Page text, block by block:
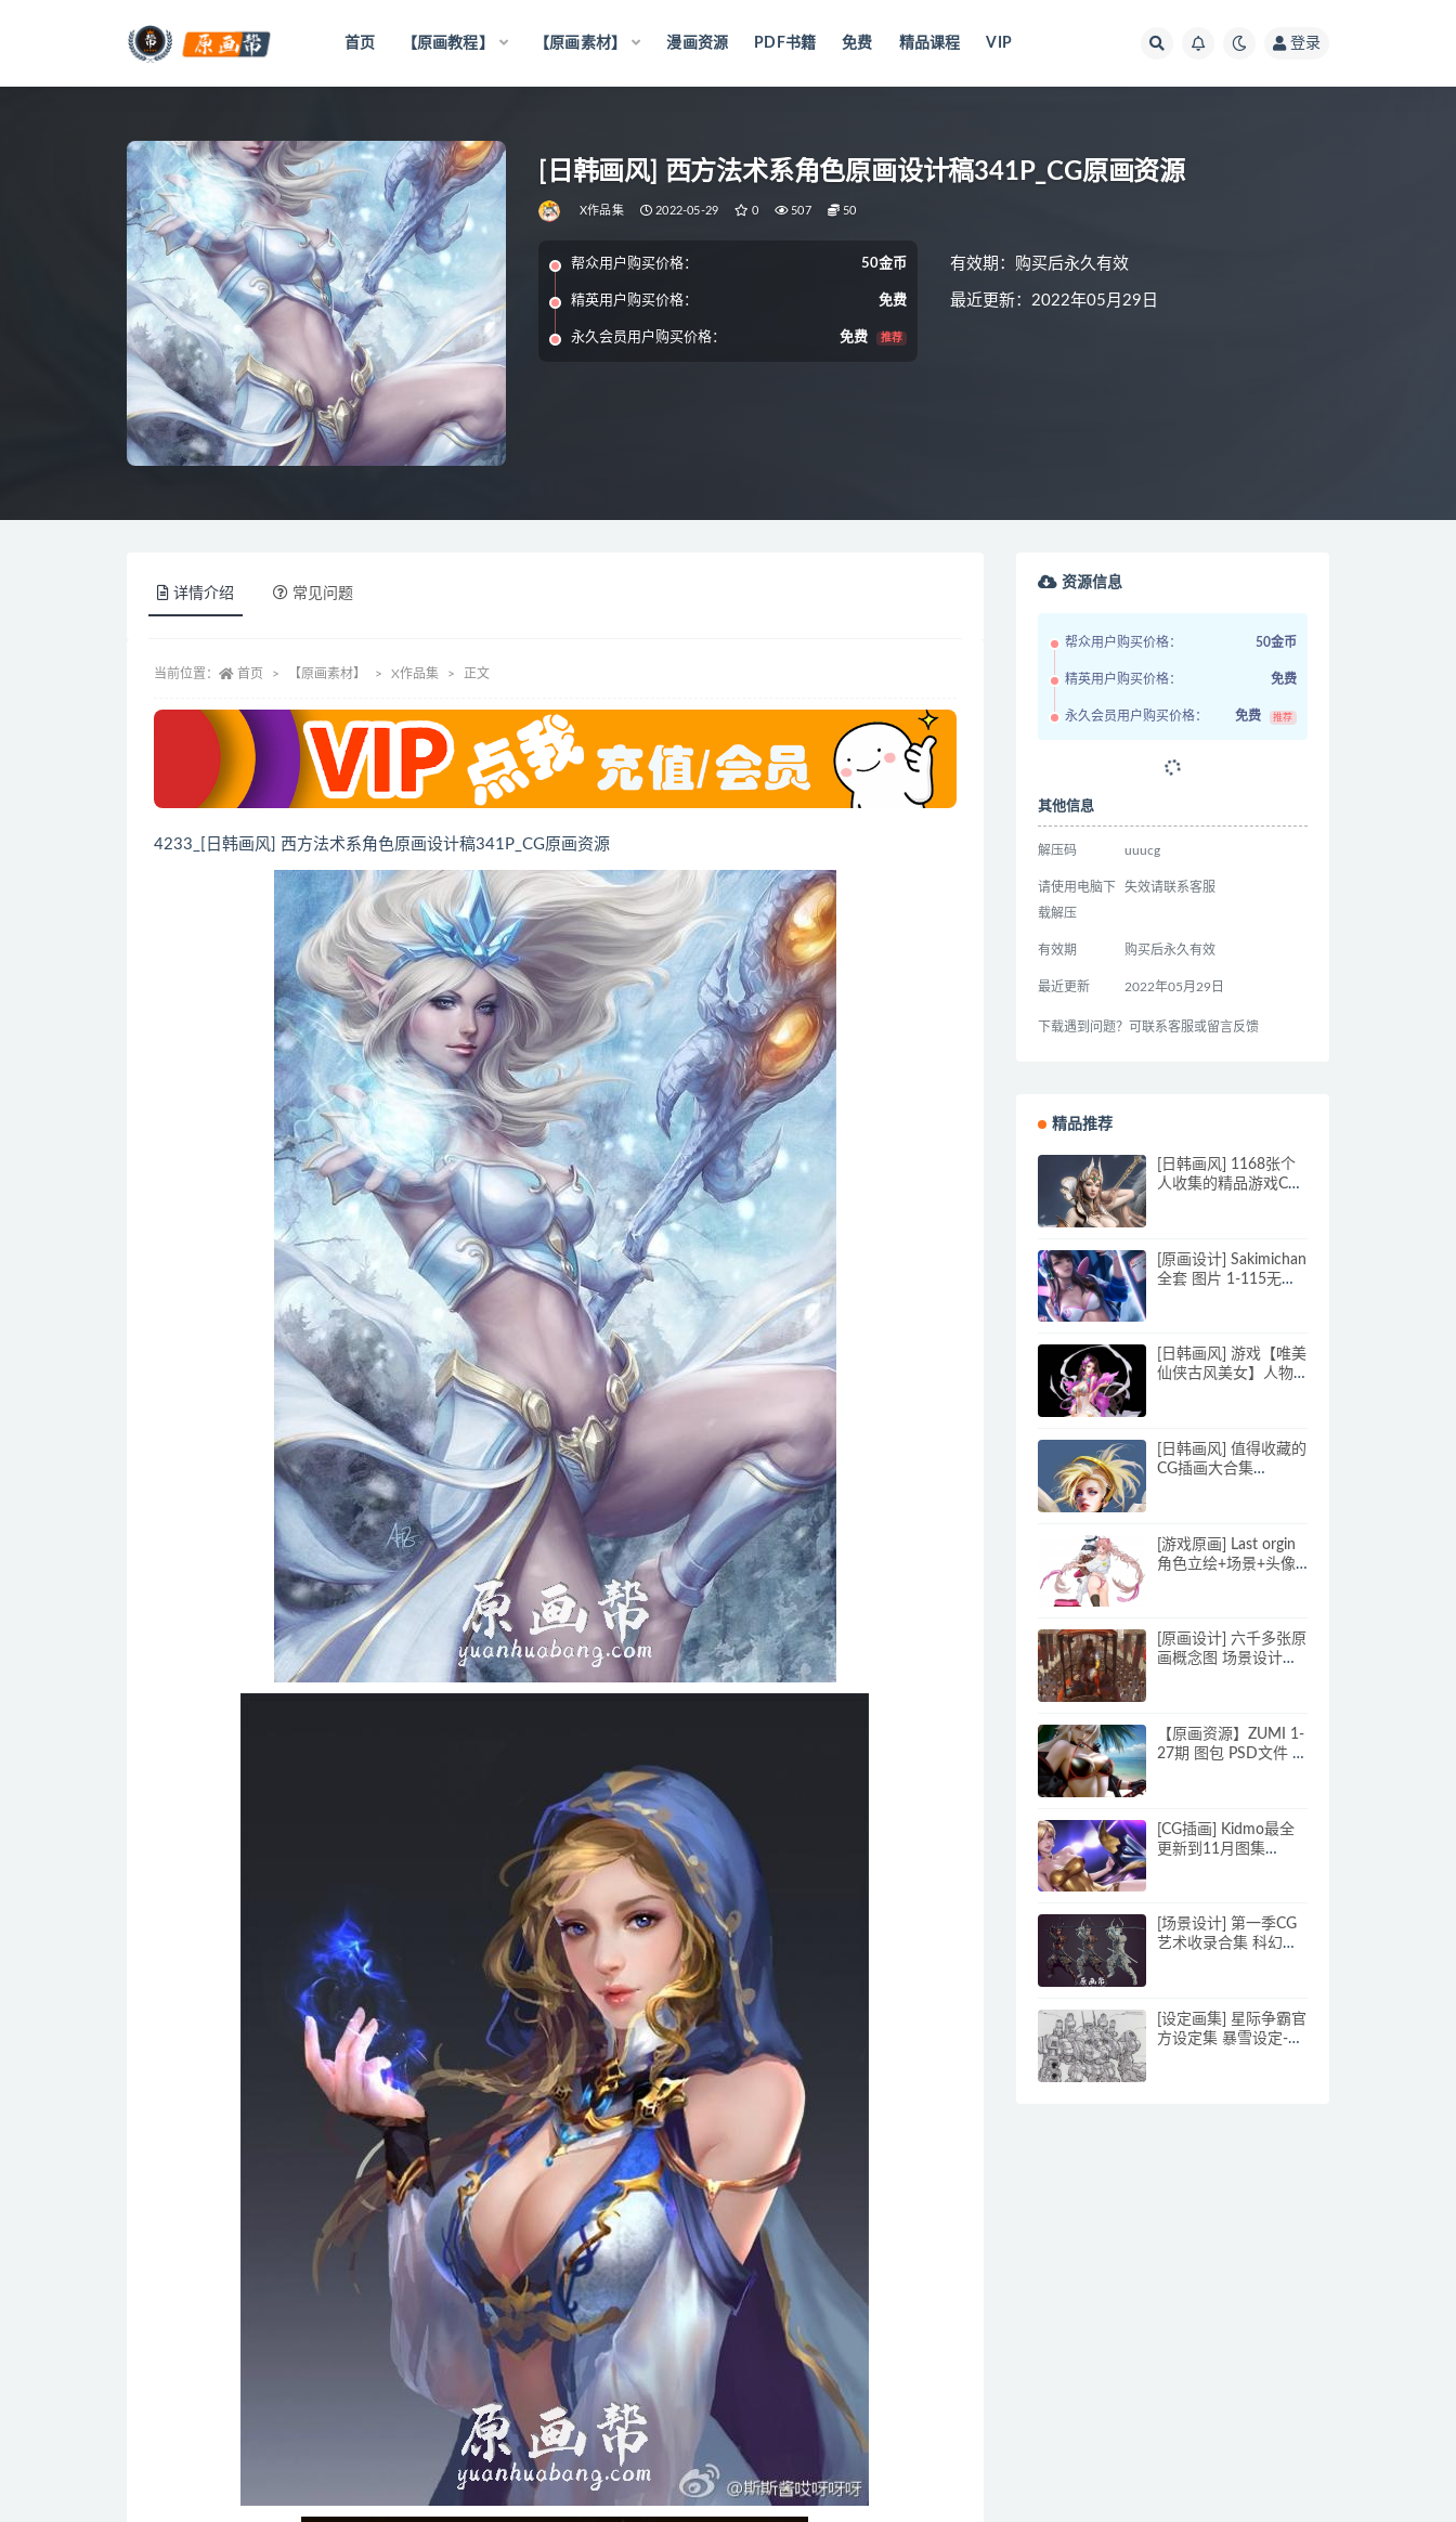
首页 【原画教程】 【原画素材】 漫画资源 PDF书籍 免费 精品课程 VIP 登录
[日韩画风] 西方法术系角色原画设计稿341P_CG原画资源
X作品集 2022-05-29 0 507 50
帮众用户购买价格： 50金币
精英用户购买价格： 免费
永久会员用户购买价格： 免费 推荐
有效期：购买后永久有效
最近更新：2022年05月29日
详情介绍 常见问题
当前位置： 首页 【原画素材】 X作品集 正文
4233_[日韩画风] 西方法术系角色原画设计稿341P_CG原画资源
资源信息
帮众用户购买价格： 50金币
精英用户购买价格： 免费
永久会员用户购买价格： 免费 推荐
其他信息
解压码 uuucg
请使用电脑下
载解压
失效请联系客服
有效期 购买后永久有效
最近更新 2022年05月29日
下载遇到问题？可联系客服或留言反馈
精品推荐
[日韩画风] 1168张个
人收集的精品游戏CG
[原画设计] Sakimichan
全套 图片 1-115无修
[日韩画风] 游戏【唯美
仙侠古风美女】人物
[日韩画风] 值得收藏的
CG插画大合集
[游戏原画] Last orgin
角色立绘+场景+头像
[原画设计] 六千多张原
画概念图 场景设计素
【原画资源】ZUMI 1-
27期 图包 PSD文件 绘
[CG插画] Kidmo最全
更新到11月图集
[场景设计] 第一季CG
艺术收录合集 科幻次
[设定画集] 星际争霸官
方设定集 暴雪设定-